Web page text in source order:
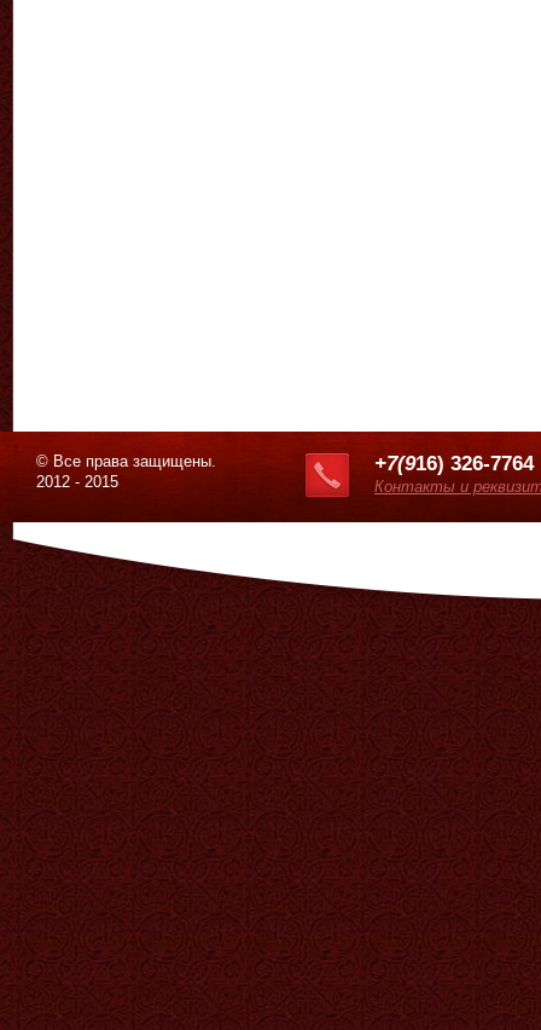
© Все права защищены.
2012 - 2015
+7(916) 326-7764
Контакты и